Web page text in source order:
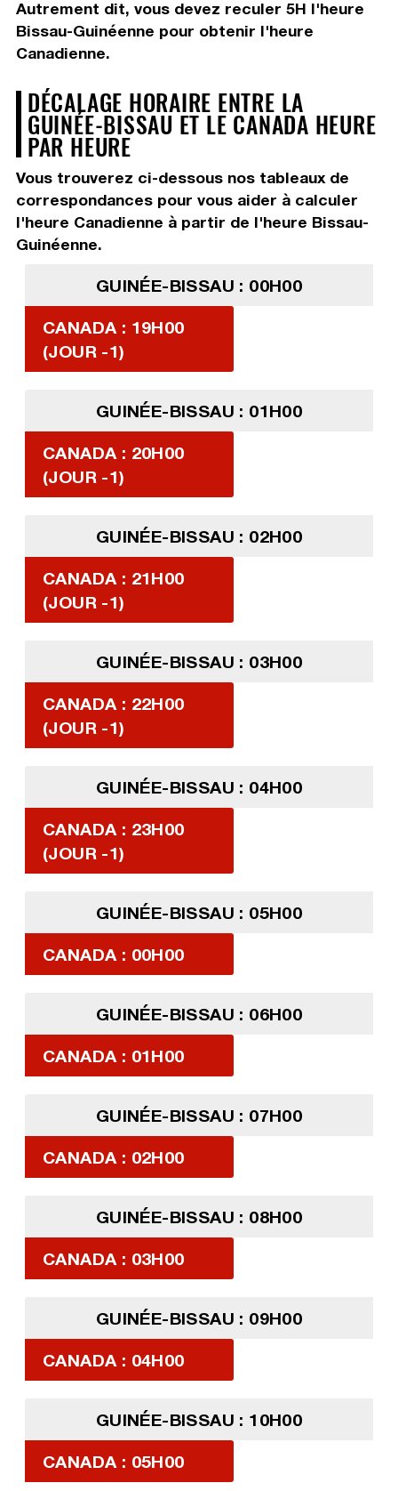
Autrement dit, vous devez reculer 5H l'heure
Bissau-Guinéenne pour obtenir l'heure
Canadienne.
DÉCALAGE HORAIRE ENTRE LA
GUINÉE-BISSAU ET LE CANADA HEURE
PAR HEURE
Vous trouverez ci-dessous nos tableaux de
correspondances pour vous aider à calculer
l'heure Canadienne à partir de l'heure Bissau-
Guinéenne.
GUINÉE-BISSAU : 00H00
CANADA : 19H00
(JOUR -1)
GUINÉE-BISSAU : 01H00
CANADA : 20H00
(JOUR -1)
GUINÉE-BISSAU : 02H00
CANADA : 21H00
(JOUR -1)
GUINÉE-BISSAU : 03H00
CANADA : 22H00
(JOUR -1)
GUINÉE-BISSAU : 04H00
CANADA : 23H00
(JOUR -1)
GUINÉE-BISSAU : 05H00
CANADA : 00H00
GUINÉE-BISSAU : 06H00
CANADA : 01H00
GUINÉE-BISSAU : 07H00
CANADA : 02H00
GUINÉE-BISSAU : 08H00
CANADA : 03H00
GUINÉE-BISSAU : 09H00
CANADA : 04H00
GUINÉE-BISSAU : 10H00
CANADA : 05H00